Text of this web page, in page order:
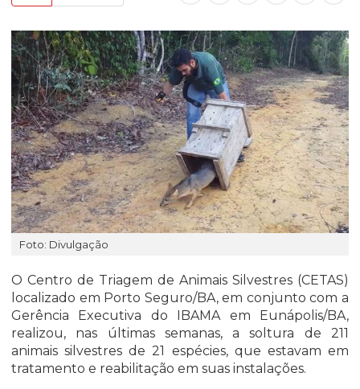
Foto: Divulgação
O Centro de Triagem de Animais Silvestres (CETAS)
localizado em Porto Seguro/BA, em conjunto com a
Gerência Executiva do IBAMA em Eunápolis/BA,
realizou, nas últimas semanas, a soltura de 211
animais silvestres de 21 espécies, que estavam em
tratamento e reabilitação em suas instalações.